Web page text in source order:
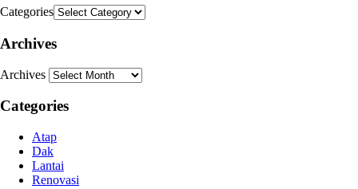
Categories
Archives
Archives
Categories
Atap
Dak
Lantai
Renovasi